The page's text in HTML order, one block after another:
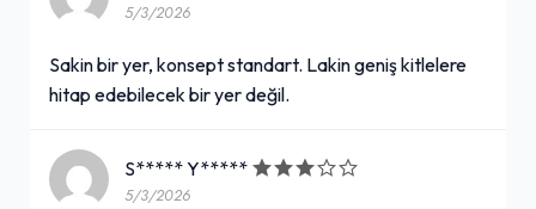
5/3/2026
Sakin bir yer, konsept standart. Lakin geniş kitlelere
hitap edebilecek bir yer değil.
S***** Y*****
5/3/2026